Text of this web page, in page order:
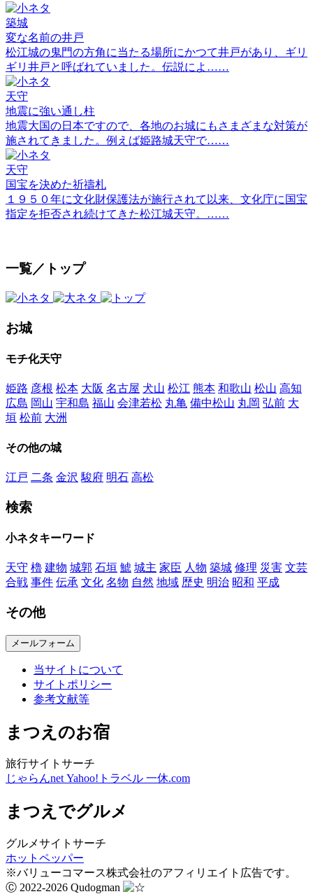
築城
変な名前の井戸
松江城の鬼門の方角に当たる場所にかつて井戸があり、ギリ
ギリ井戸と呼ばれていました。伝説によ……
天守
地震に強い通し柱
地震大国の日本ですので、各地のお城にもさまざまな対策が
施されてきました。例えば姫路城天守で……
天守
国宝を決めた祈禱札
１９５０年に文化財保護法が施行されて以来、文化庁に国宝
指定を拒否され続けてきた松江城天守。……
一覧／トップ
お城
モチ化天守
姫路 彦根 松本 大阪 名古屋 犬山 松江 熊本 和歌山 松山 高知
広島 岡山 宇和島 福山 会津若松 丸亀 備中松山 丸岡 弘前 大
垣 松前 大洲
その他の城
江戸 二条 金沢 駿府 明石 高松
検索
小ネタキーワード
天守 櫓 建物 城郭 石垣 鯱 城主 家臣 人物 築城 修理 災害 文芸
合戦 事件 伝承 文化 名物 自然 地域 歴史 明治 昭和 平成
その他
メールフォーム
当サイトについて
サイトポリシー
参考文献等
まつえのお宿
旅行サイトサーチ
じゃらんnetYahoo!トラベル 一休.com
まつえでグルメ
グルメサイトサーチ
ホットペッパー
※バリューコマース株式会社のアフィリエイト広告です。
Ⓒ 2022-2026 Qudogman